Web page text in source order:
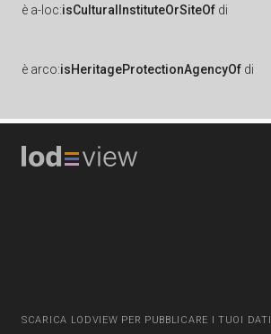
è a-loc:isCulturalInstituteOrSiteOf di
è arco:isHeritageProtectionAgencyOf di
SCARICA LODVIEW PER PUBBLICARE I TUOI DATI